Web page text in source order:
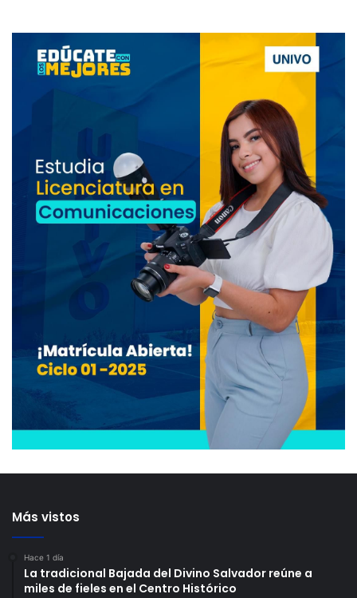
Más vistos
Hace 1 día
La tradicional Bajada del Divino Salvador reúne a
miles de fieles en el Centro Histórico